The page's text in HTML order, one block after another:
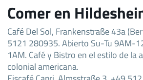
Comer en
Café Del Sol, Frankenstraße 43a
5121 280935. Abierto Su-Tu 9AM-
1AM. Café y Bistro en el estilo de la
colonial americana.